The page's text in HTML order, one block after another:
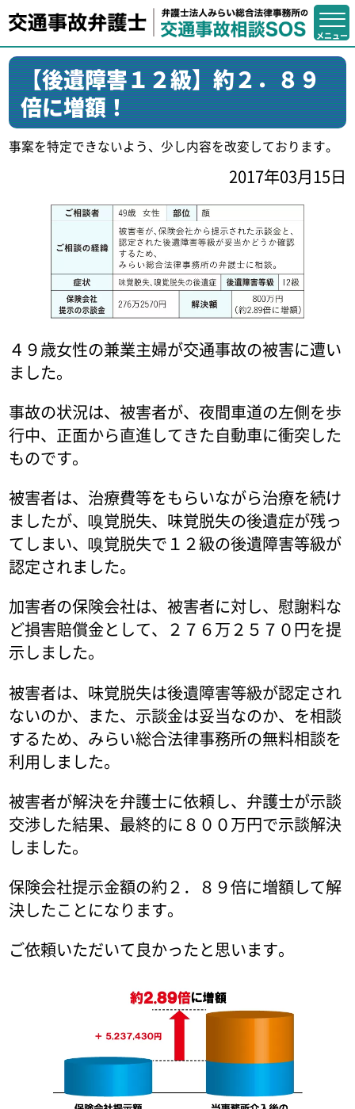
【後遺障害１２級】約２．８９
倍に増額！
事案を特定できないよう、少し内容を改変しております。
2017年03月15日
４９歳女性の兼業主婦が交通事故の被害に遭い
ました。
事故の状況は、被害者が、夜間車道の左側を歩
行中、正面から直進してきた自動車に衝突した
ものです。
被害者は、治療費等をもらいながら治療を続け
ましたが、嗅覚脱失、味覚脱失の後遺症が残っ
てしまい、嗅覚脱失で１２級の後遺障害等級が
認定されました。
加害者の保険会社は、被害者に対し、慰謝料な
ど損害賠償金として、２７６万２５７０円を提
示しました。
被害者は、味覚脱失は後遺障害等級が認定され
ないのか、また、示談金は妥当なのか、を相談
するため、みらい総合法律事務所の無料相談を
利用しました。
被害者が解決を弁護士に依頼し、弁護士が示談
交渉した結果、最終的に８００万円で示談解決
しました。
保険会社提示金額の約２．８９倍に増額して解
決したことになります。
ご依頼いただいて良かったと思います。